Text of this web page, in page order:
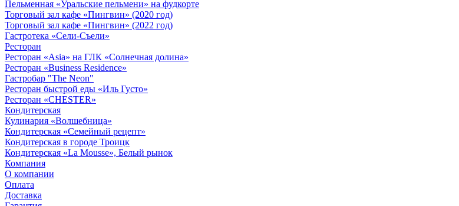
Пельменная «Уральские пельмени» на фудкорте
Торговый зал кафе «Пингвин» (2020 год)
Торговый зал кафе «Пингвин» (2022 год)
Гастротека «Сели-Съели»
Ресторан
Ресторан «Asia» на ГЛК «Солнечная долина»
Ресторан «Business Residence»
Гастробар "The Neon"
Ресторан быстрой еды «Иль Густо»
Ресторан «CHESTER»
Кондитерская
Кулинария «Волшебница»
Кондитерская «Семейный рецепт»
Кондитерская в городе Троицк
Кондитерская «La Mousse», Белый рынок
Компания
О компании
Оплата
Доставка